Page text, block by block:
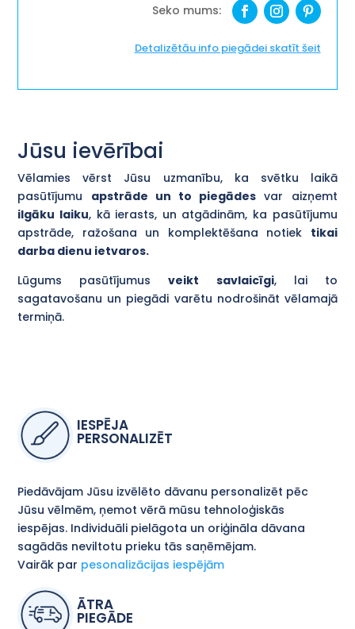
Detalizētāu info piegādei skatīt šeit
Jūsu ievērībai
Vēlamies vērst Jūsu uzmanību, ka svētku laikā
pasūtījumu apstrāde un to piegādes var aizņemt
ilgāku laiku, kā ierasts, un atgādinām, ka pasūtījumu
apstrāde, ražošana un komplektēšana notiek tikai
darba dienu ietvaros.
Lūgums pasūtījumusveikt savlaicīgi, lai to
sagatavošanu un piegādi varētu nodrošināt vēlamajā
termiņā.
IESPĒJA
PERSONALIZĒT
Piedāvājam Jūsu izvēlēto dāvanu personalizēt pēc
Jūsu vēlmēm, ņemot vērā mūsu tehnoloģiskās
iespējas. Individuāli pielāgota un oriģināla dāvana
sagādās neviltotu prieku tās saņēmējam.
Vairāk par pesonalizācijas iespējām
ĀTRA
PIEGĀDE